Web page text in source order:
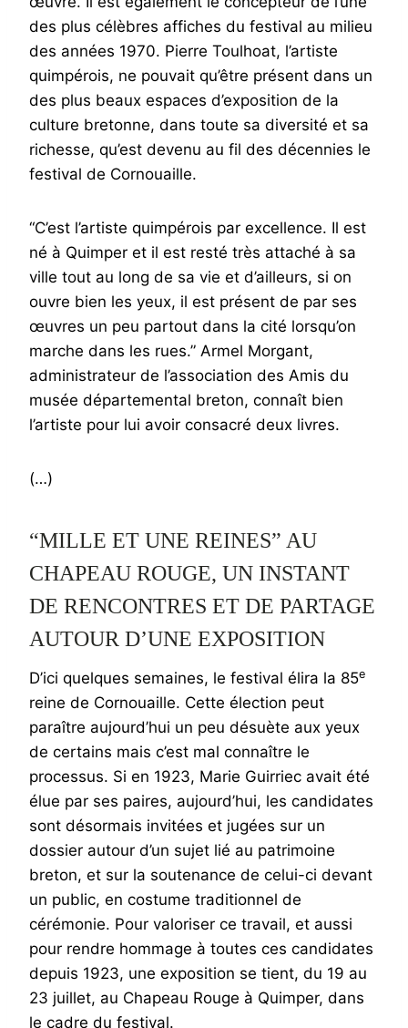
des plus célèbres affiches du festival au milieu
des années 1970. Pierre Toulhoat, l’artiste
quimpérois, ne pouvait qu’être présent dans un
des plus beaux espaces d’exposition de la
culture bretonne, dans toute sa diversité et sa
richesse, qu’est devenu au fil des décennies le
festival de Cornouaille.
“C’est l’artiste quimpérois par excellence. Il est
né à Quimper et il est resté très attaché à sa
ville tout au long de sa vie et d’ailleurs, si on
ouvre bien les yeux, il est présent de par ses
œuvres un peu partout dans la cité lorsqu’on
marche dans les rues.” Armel Morgant,
administrateur de l’association des Amis du
musée départemental breton, connaît bien
l’artiste pour lui avoir consacré deux livres.
(…)
“MILLE ET UNE REINES” AU
CHAPEAU ROUGE, UN INSTANT
DE RENCONTRES ET DE PARTAGE
AUTOUR D’UNE EXPOSITION
D’ici quelques semaines, le festival élira la 85e
reine de Cornouaille. Cette élection peut
paraître aujourd’hui un peu désuète aux yeux
de certains mais c’est mal connaître le
processus. Si en 1923, Marie Guirriec avait été
élue par ses paires, aujourd’hui, les candidates
sont désormais invitées et jugées sur un
dossier autour d’un sujet lié au patrimoine
breton, et sur la soutenance de celui-ci devant
un public, en costume traditionnel de
cérémonie. Pour valoriser ce travail, et aussi
pour rendre hommage à toutes ces candidates
depuis 1923, une exposition se tient, du 19 au
23 juillet, au Chapeau Rouge à Quimper, dans
le cadre du festival.